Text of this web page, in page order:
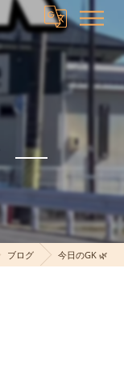
ブログ 今日のGK 🌿